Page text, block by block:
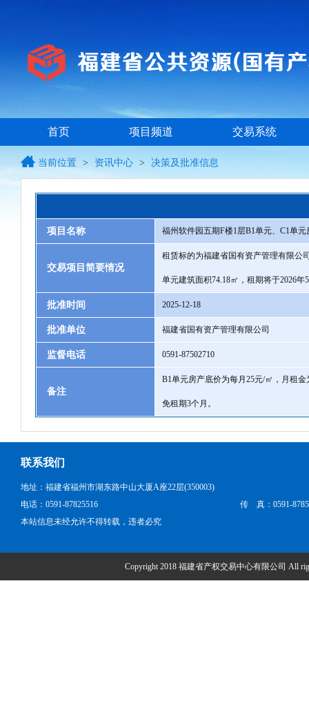
首页 项目频道 交易系统
当前位置 > 资讯中心 > 决策及批准信息
项目名称 福州软件园五期F楼1层B1单元、C1单元
交易项目简要情况
租赁标的为福建省国有资产管理有限公
单元建筑面积74.18㎡，租期将于2026
批准时间 2025-12-18
批准单位 福建省国有资产管理有限公司
监督电话 0591-87502710
备注
B1单元房产底价为每月25元/㎡，月租
免租期3个月。
联系我们
地址：福建省福州市湖东路中山大厦A座22层(350003)
电话：0591-87825516
传 真：0591-
本站信息未经允许不得转载，违者必究
Copyright 2018 福建省产权交易中心有限公司 All